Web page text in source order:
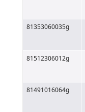
81353060035g
81512306012g
81491016064g